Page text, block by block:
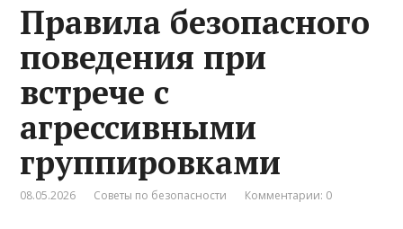
Правила безопасного
поведения при
встрече с
агрессивными
группировками
08.05.2026 Советы по безопасности Комментарии: 0